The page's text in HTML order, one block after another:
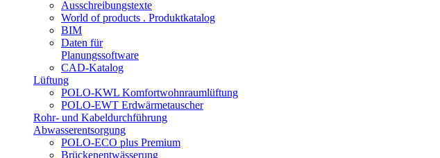
Ausschreibungstexte
World of products . Produktkatalog
BIM
Daten für
Planungssoftware
CAD-Katalog
Lüftung
POLO-KWL Komfortwohnraumlüftung
POLO-EWT Erdwärmetauscher
Rohr- und Kabeldurchführung
Abwasserentsorgung
POLO-ECO plus Premium
Brückenentwässerung